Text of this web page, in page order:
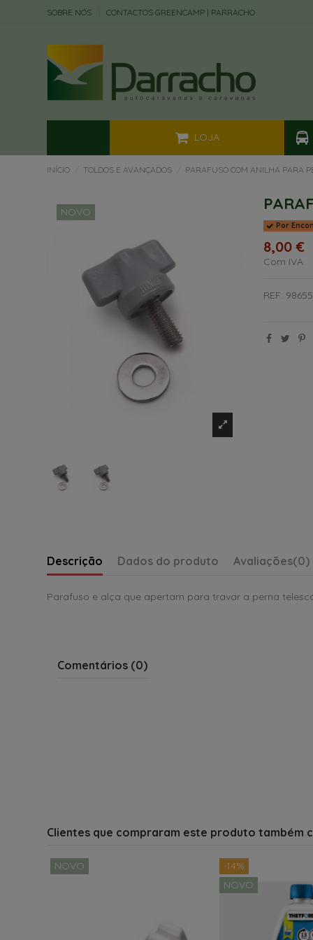
SOBRE NÓS CONTACTOS GREENCAMP | PARRACHO
LOJA
INÍCIO TOLDOS E AVANÇADOS PARAFUSO COM ANILHA PARA
NOVO
Por
8,00 €
Com IVA
REF:
Descrição Dados do produto Avaliações(0)
Parafuso e alça que apertam para travar a perna
Comentários (0)
Clientes que compraram este produto também
NOVO
-14%
NOVO